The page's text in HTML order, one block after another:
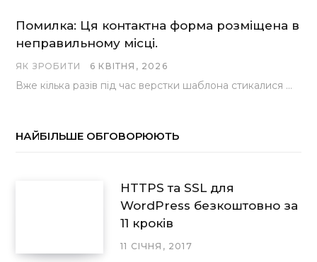
Помилка: Ця контактна форма розміщена в
неправильному місці.
ЯК ЗРОБИТИ 6 КВІТНЯ, 2026
Вже кілька разів під час верстки шаблона стикалися з проблемою, коли замість контактної форми, згенерованої…
НАЙБІЛЬШЕ ОБГОВОРЮЮТЬ
HTTPS та SSL для
WordPress безкоштовно за
11 кроків
11 СІЧНЯ, 2017